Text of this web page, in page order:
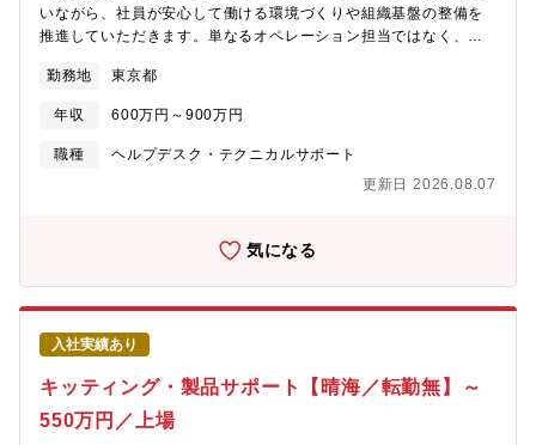
アップ企業です。・会社作りに貢献！小規模チームなため、全体
を俯瞰しながら、自らも手を動かし環境を創り上げていきます。
成長中の同社で組織の拡大を牽引しませんか？【求める人物
ームワークを大事にし、向上心を持って仕事に励んでいただける
方・自分で考えて業務を進めることに前向きな方・他者の意見に
を分けてコミュニケーションの出来る方・仕組みづくりが好き、
増員募集【組織構成】サポートチーム 2名
いながら、社員が安心して働ける環境づくりや組織基盤の整備を
推進していただきます。単なるオペレーション担当ではなく、変
情シス・セキュリティ担当を募集します。【主な業務内容】■ 情
報セキュリティ・ガバナンス・ISMS（ISO27001）の運用・改
善・情報セキュリティルールの整備・運用・セキュリティチェッ
クシート対応・MDM・端末管理・SaaSのセキュリティ管理■ 情
産管理・社内ヘルプデスク■ 業務改善・AI・SaaSを活用した業務
会話（音声）から、AIがわずか5秒でカルテを自動生成するサービ
スです。診察後に手動でカルテを入力する手間を省き、医師の
「カルテ残業」をなくすことを目的に開発されています。☆一般
的な音声認識では難しい「専門的な病名」や「医薬品名」を正確
に認識できるよう、独自開発されたAIエンジンを搭載☆☆セキュ
リティ基準が厳しい800床以上の基幹病院を含む、全国900件以上
の医療機関で導入実績☆【魅力】■既にトップシェアとなっている
AIカルテ自動入力サービスを軸に、今後さらなるプロダクトの提
供も予定されているほど明確なビジョンがあります。■複数の役員
勤務地 東京都
年収 600万円～900万円
職種
ヘルプデスク・テクニカルサポート
更新日 2026.08.07
気になる
入社実績あり
キッティング・製品サポート【晴海／転勤無】～
550万円／上場